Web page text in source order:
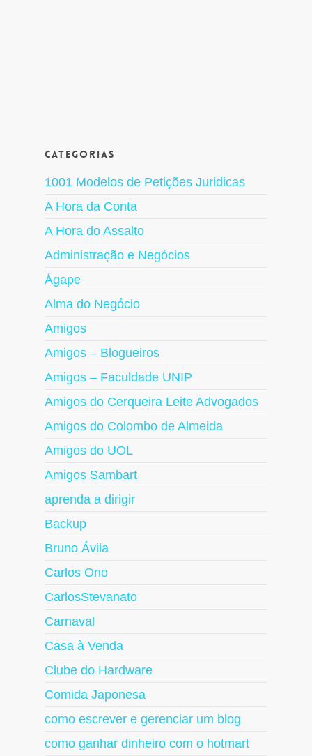
Categorias
1001 Modelos de Petições Juridicas
A Hora da Conta
A Hora do Assalto
Administração e Negócios
Ágape
Alma do Negócio
Amigos
Amigos – Blogueiros
Amigos – Faculdade UNIP
Amigos do Cerqueira Leite Advogados
Amigos do Colombo de Almeida
Amigos do UOL
Amigos Sambart
aprenda a dirigir
Backup
Bruno Ávila
Carlos Ono
CarlosStevanato
Carnaval
Casa à Venda
Clube do Hardware
Comida Japonesa
como escrever e gerenciar um blog
como ganhar dinheiro com o hotmart